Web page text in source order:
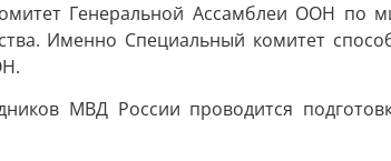
Генеральной Ассамблеи ООН по
Именно Специальный комитет
МВД России проводится